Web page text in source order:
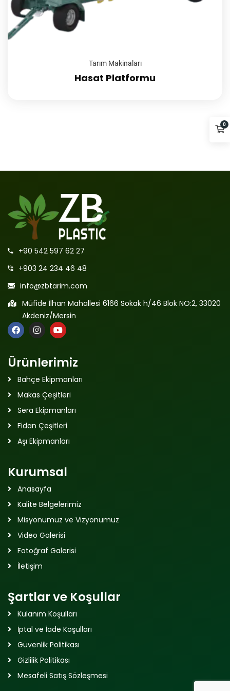
Tarım Makinaları
Hasat Platformu
+90 542 597 62 27
+903 24 234 46 48
info@zbtarim.com
Müfide İlhan Mahallesi 6166 Sokak h/46 Blok NO:2, 33020
Akdeniz/Mersin
Ürünlerimiz
Bahçe Ekipmanları
Makas Çeşitleri
Sera Ekipmanları
Fidan Çeşitleri
Aşı Ekipmanları
Kurumsal
Anasayfa
Kalite Belgelerimiz
Misyonumuz ve Vizyonumuz
Video Galerisi
Fotoğraf Galerisi
İletişim
Şartlar ve Koşullar
Kulanım Koşulları
İptal ve İade Koşulları
Güvenlik Politikası
Gizlilik Politikası
Mesafeli Satış Sözleşmesi
0